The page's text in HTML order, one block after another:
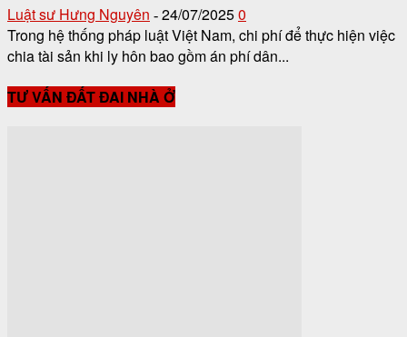
Luật sư Hưng Nguyên - 24/07/20250
Trong hệ thống pháp luật Việt Nam, chi phí để thực hiện việc
chia tài sản khi ly hôn bao gồm án phí dân...
TƯ VẤN ĐẤT ĐAI NHÀ Ở